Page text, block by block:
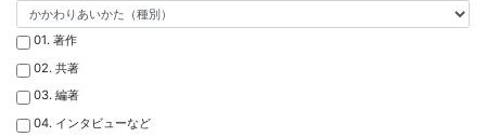
01. 著作
02. 共著
03. 編著
04. インタビューなど